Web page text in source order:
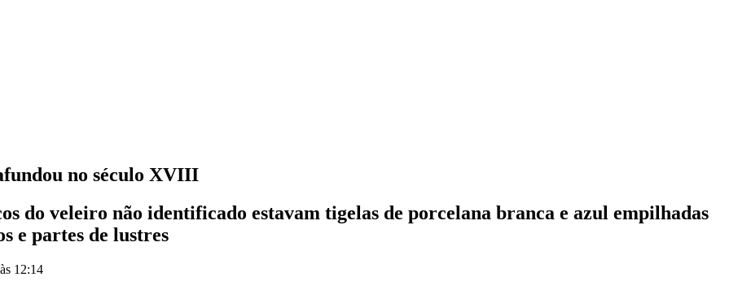
no século XVIII
do veleiro não identificado estavam tigelas de porcelana branca e azul empilhadas
e partes de lustres
12:14